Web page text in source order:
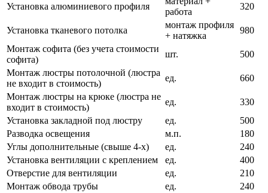
Установка алюминиевого профиля
работа
320
Установка тканевого потолка
монтаж профиля
+ натяжка
980
Монтаж софита (без учета стоимости
софита)
шт.
500
Монтаж люстры потолочной (люстра
не входит в стоимость)
ед.
660
Монтаж люстры на крюке (люстра не
входит в стоимость)
ед.
330
Установка закладной под люстру
ед.
500
Разводка освещения
м.п.
180
Углы дополнительные (свыше 4-х)
ед.
240
Установка вентиляции с креплением
ед.
400
Отверстие для вентиляции
ед.
210
Монтаж обвода трубы
ед.
240